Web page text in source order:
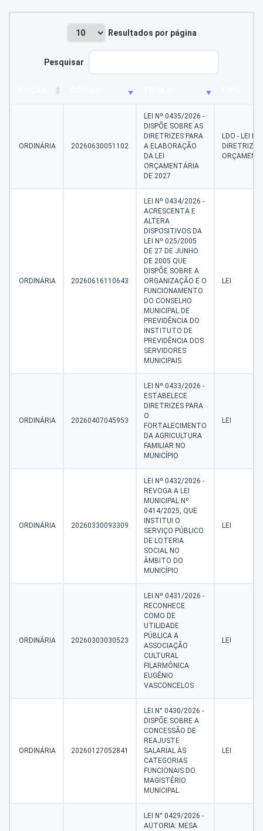
Resultados por página
Pesquisar
ORDINÁRIA 20260630051102
LEI Nº 0435/2026 -
DISPÕE SOBRE AS
DIRETRIZES PARA
A ELABORAÇÃO
DA LEI
ORÇAMENTÁRIA
DE 2027
LDO - LEI DE
DIRETRIZES
ORDINÁRIA 20260616110643
LEI Nº 0434/2026 -
ACRESCENTA E
ALTERA
DISPOSITIVOS DA
LEI Nº 025/2005
DE 27 DE JUNHO
DE 2005 QUE
DISPÕE SOBRE A
ORGANIZAÇÃO E O
FUNCIONAMENTO
DO CONSELHO
MUNICIPAL DE
PREVIDÊNCIA DO
INSTITUTO DE
PREVIDÊNCIA DOS
SERVIDORES
MUNICIPAIS
LEI
ORDINÁRIA 20260407045953
LEI Nº 0433/2026 -
ESTABELECE
DIRETRIZES PARA
O
FORTALECIMENTO
DA AGRICULTURA
FAMILIAR NO
MUNICÍPIO
LEI
ORDINÁRIA 20260330093309
LEI Nº 0432/2026 -
REVOGA A LEI
MUNICIPAL Nº
0414/2025, QUE
INSTITUI O
SERVIÇO PÚBLICO
DE LOTERIA
SOCIAL NO
ÂMBITO DO
MUNICÍPIO
LEI
ORDINÁRIA 20260303030523
LEI Nº 0431/2026 -
RECONHECE
COMO DE
UTILIDADE
PÚBLICA A
ASSOCIAÇÃO
CULTURAL
FILARMÔNICA
EUGÊNIO
VASCONCELOS
LEI
ORDINÁRIA 20260127052841
LEI N° 0430/2026 -
DISPÕE SOBRE A
CONCESSÃO DE
REAJUSTE
SALARIAL ÀS
CATEGORIAS
FUNCIONAIS DO
MAGISTÉRIO
MUNICIPAL
LEI
LEI N° 0429/2026 -
AUTORIA: MESA